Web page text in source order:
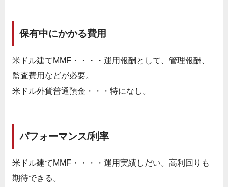
保有中にかかる費用
米ドル建てMMF・・・・運用報酬として、管理報酬、
監査費用などが必要。
米ドル外貨普通預金・・・特になし。
パフォーマンス/利率
米ドル建てMMF・・・・運用実績しだい。高利回りも
期待できる。